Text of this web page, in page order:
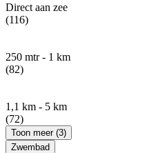
Direct aan zee
(116)
250 mtr - 1 km
(82)
1,1 km - 5 km
(72)
Toon meer (3)
Zwembad